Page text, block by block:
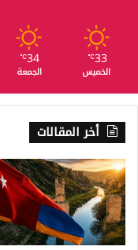
33
℃
الخميس
34
℃
الجمعة
أخر المقالات